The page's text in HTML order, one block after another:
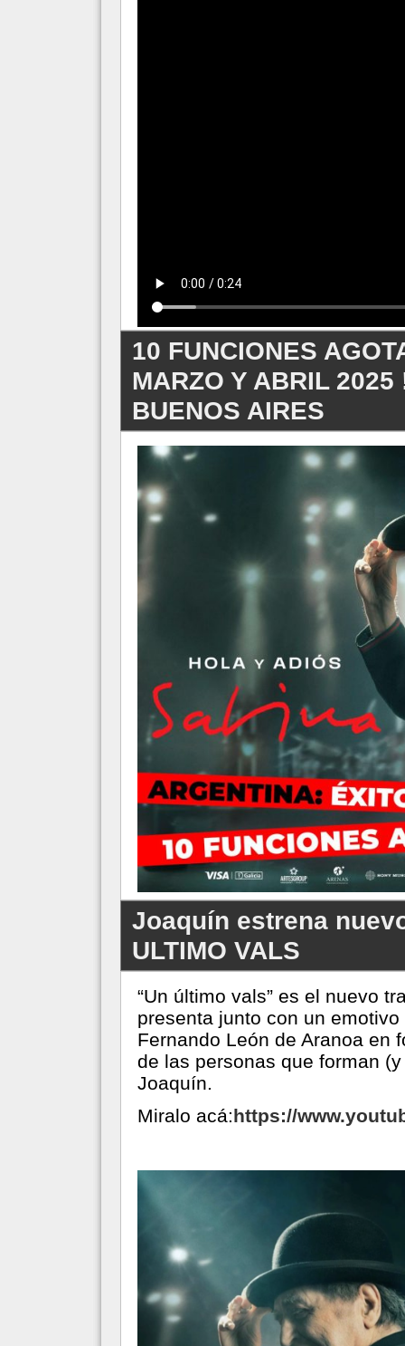
10 FUNCIONES
MARZO Y ABRIL
BUENOS AIRES
Joaquín estrena
ULTIMO VALS
“Un último vals” es el nuevo
presenta junto con un
Fernando León de Aranoa en
de las personas que forman
Joaquín.
Miralo acá:https://